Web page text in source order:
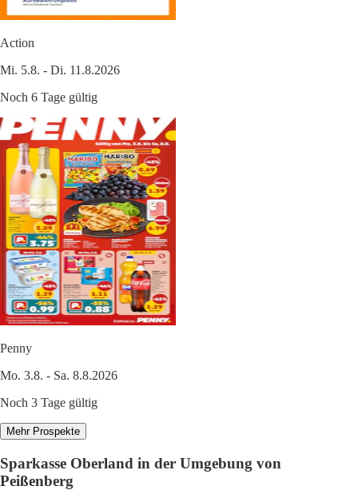
Action
Mi. 5.8. - Di. 11.8.2026
Noch 6 Tage gültig
Penny
Mo. 3.8. - Sa. 8.8.2026
Noch 3 Tage gültig
Mehr Prospekte
Sparkasse Oberland in der Umgebung von
Peißenberg